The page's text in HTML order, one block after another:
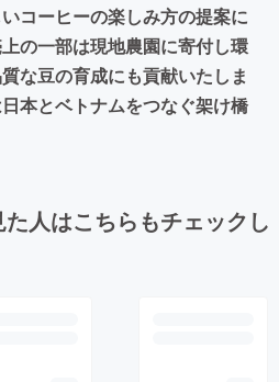
コーヒーの楽しみ方の提案に
の一部は現地農園に寄付し環
な豆の育成にも貢献いたしま
本とベトナムをつなぐ架け橋
人はこちらもチェックし